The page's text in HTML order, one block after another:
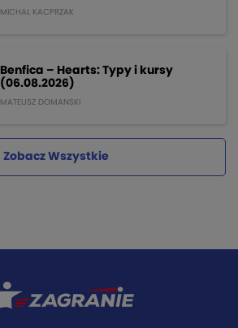
MICHAL KACPRZAK
Benfica – Hearts: Typy i kursy
(06.08.2026)
MATEUSZ DOMANSKI
Zobacz Wszystkie